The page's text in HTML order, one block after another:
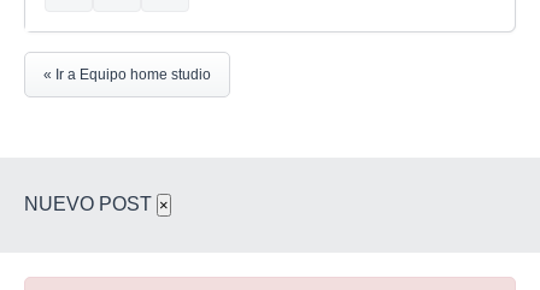
« Ir a Equipo home studio
NUEVO POST ×